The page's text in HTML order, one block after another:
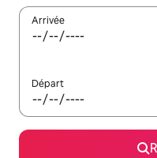
Arrivée
Départ